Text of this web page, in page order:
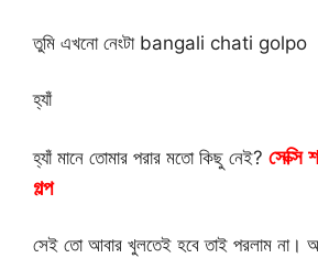
তুমি এখনো নেংটা bangali chati golpo
হ্যাঁ
হ্যাঁ মানে তোমার পরার মতো কিছু নেই? সেক্সি
গল্প
সেই তো আবার খুলতেই হবে তাই পরলাম না।